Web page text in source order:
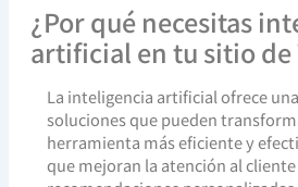
¿Por qué necesitas
artificial en tu sitio de
La inteligencia artificial ofrece
soluciones que pueden
herramienta más eficiente y
que mejoran la atención al